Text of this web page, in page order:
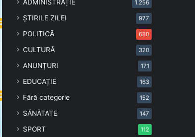
ADMINISTRAȚIE 1.256
ȘTIRILE ZILEI 977
POLITICĂ 680
CULTURĂ 320
ANUNȚURI 171
EDUCAȚIE 163
Fără categorie 152
SĂNĂTATE 147
SPORT 112